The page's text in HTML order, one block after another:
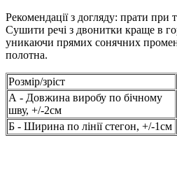
Рекомендації з догляду: прати при
Сушити речі з двонитки краще в
уникаючи прямих сонячних
полотна.
Розмір/зріст
А - Довжина виробу по бічному
шву, +/-2см
Б - Ширина по лінії стегон, +/-1см